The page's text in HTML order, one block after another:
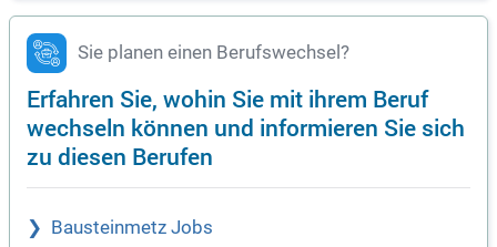
Sie planen einen Berufswechsel?
Erfahren Sie, wohin Sie mit ihrem Beruf
wechseln können und informieren Sie sich
zu diesen Berufen
Bausteinmetz Jobs